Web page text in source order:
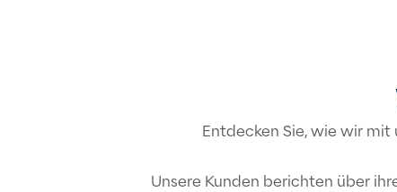
Entdecken Sie, wie wir
Unsere Kunden berichten über